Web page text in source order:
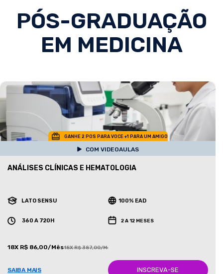
PÓS-GRADUAÇÃO
EM MEDICINA
GANHE 2 POS PARA VOCE +1 PARA UM AMIGO
COM VIDEOAULAS
ANÁLISES CLÍNICAS E HEMATOLOGIA
LATO SENSU 100% EAD
360 A 720H 2 A 12 MESES
18X R$ 86,00/Mês18X R$ 387,00/Mês
SAIBA MAIS INSCREVA-SE